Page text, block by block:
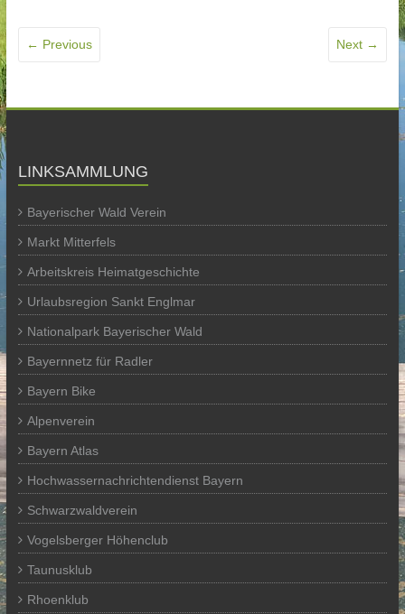
← Previous Next →
LINKSAMMLUNG
Bayerischer Wald Verein
Markt Mitterfels
Arbeitskreis Heimatgeschichte
Urlaubsregion Sankt Englmar
Nationalpark Bayerischer Wald
Bayernnetz für Radler
Bayern Bike
Alpenverein
Bayern Atlas
Hochwassernachrichtendienst Bayern
Schwarzwaldverein
Vogelsberger Höhenclub
Taunusklub
Rhoenklub